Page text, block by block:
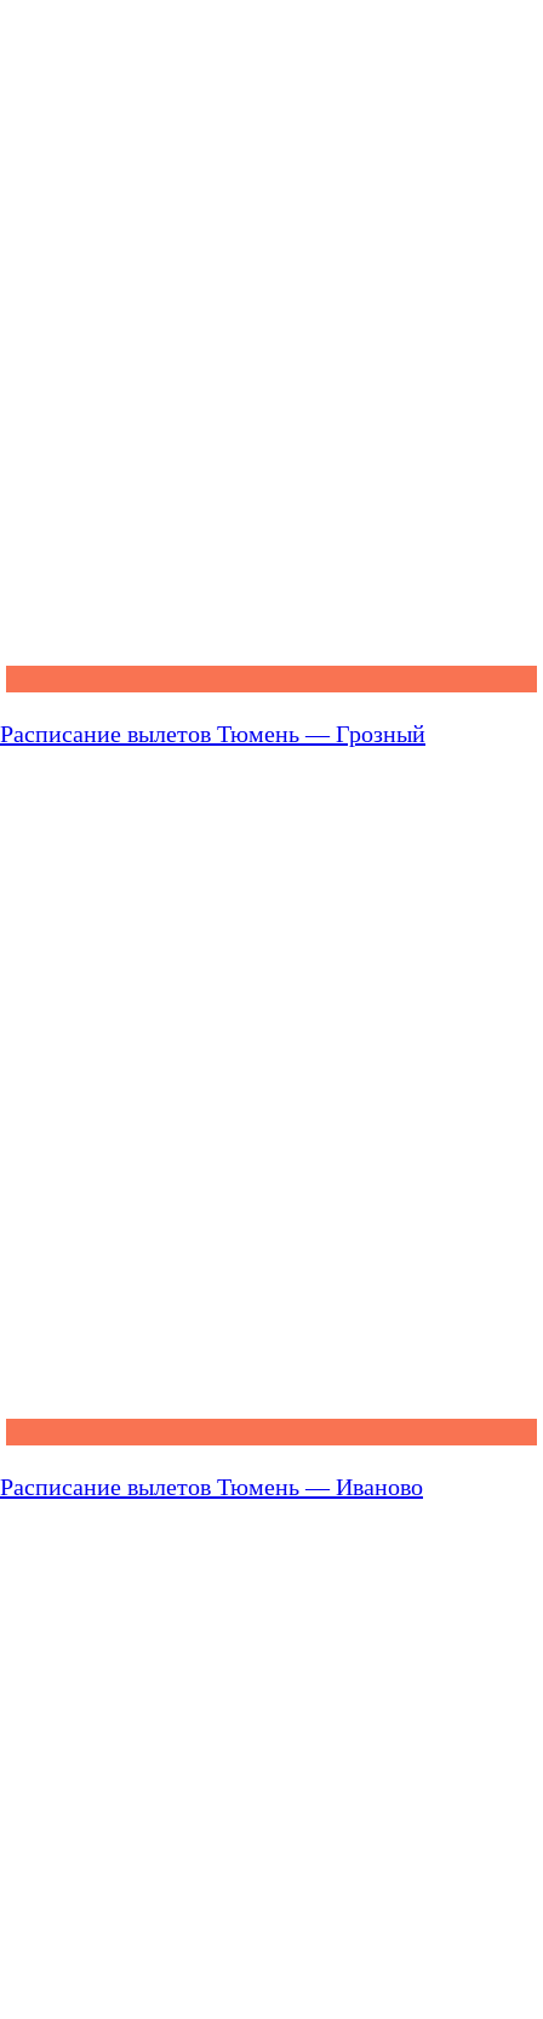
Расписание вылетов Тюмень — Грозный
Расписание вылетов Тюмень — Иваново